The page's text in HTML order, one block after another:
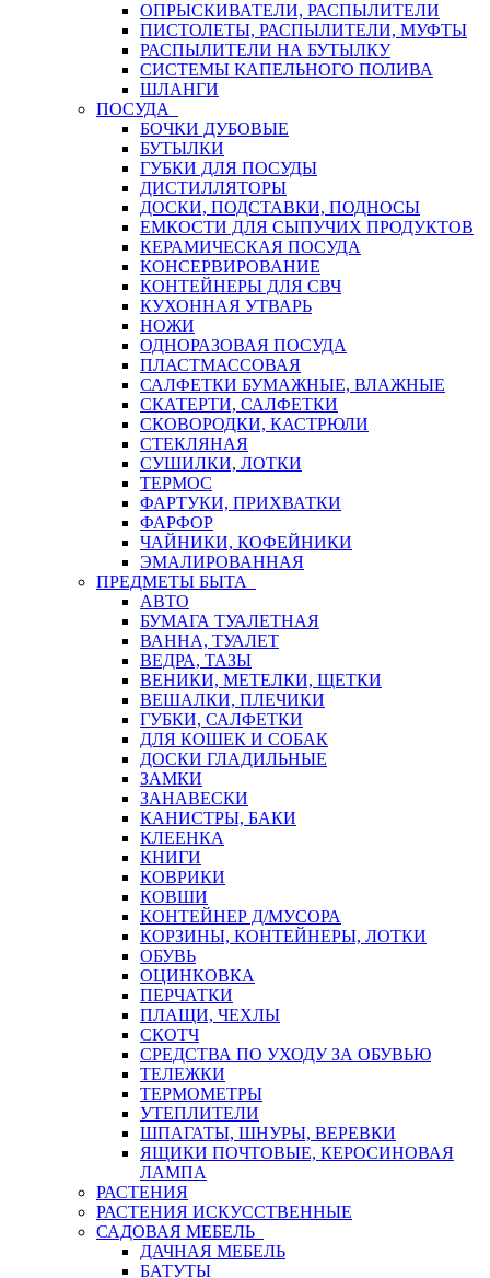
ОПРЫСКИВАТЕЛИ, РАСПЫЛИТЕЛИ
ПИСТОЛЕТЫ, РАСПЫЛИТЕЛИ, МУФТЫ
РАСПЫЛИТЕЛИ НА БУТЫЛКУ
СИСТЕМЫ КАПЕЛЬНОГО ПОЛИВА
ШЛАНГИ
ПОСУДА
БОЧКИ ДУБОВЫЕ
БУТЫЛКИ
ГУБКИ ДЛЯ ПОСУДЫ
ДИСТИЛЛЯТОРЫ
ДОСКИ, ПОДСТАВКИ, ПОДНОСЫ
ЕМКОСТИ ДЛЯ СЫПУЧИХ ПРОДУКТОВ
КЕРАМИЧЕСКАЯ ПОСУДА
КОНСЕРВИРОВАНИЕ
КОНТЕЙНЕРЫ ДЛЯ СВЧ
КУХОННАЯ УТВАРЬ
НОЖИ
ОДНОРАЗОВАЯ ПОСУДА
ПЛАСТМАССОВАЯ
САЛФЕТКИ БУМАЖНЫЕ, ВЛАЖНЫЕ
СКАТЕРТИ, САЛФЕТКИ
СКОВОРОДКИ, КАСТРЮЛИ
СТЕКЛЯНАЯ
СУШИЛКИ, ЛОТКИ
ТЕРМОС
ФАРТУКИ, ПРИХВАТКИ
ФАРФОР
ЧАЙНИКИ, КОФЕЙНИКИ
ЭМАЛИРОВАННАЯ
ПРЕДМЕТЫ БЫТА
АВТО
БУМАГА ТУАЛЕТНАЯ
ВАННА, ТУАЛЕТ
ВЕДРА, ТАЗЫ
ВЕНИКИ, МЕТЕЛКИ, ЩЕТКИ
ВЕШАЛКИ, ПЛЕЧИКИ
ГУБКИ, САЛФЕТКИ
ДЛЯ КОШЕК И СОБАК
ДОСКИ ГЛАДИЛЬНЫЕ
ЗАМКИ
ЗАНАВЕСКИ
КАНИСТРЫ, БАКИ
КЛЕЕНКА
КНИГИ
КОВРИКИ
КОВШИ
КОНТЕЙНЕР Д/МУСОРА
КОРЗИНЫ, КОНТЕЙНЕРЫ, ЛОТКИ
ОБУВЬ
ОЦИНКОВКА
ПЕРЧАТКИ
ПЛАЩИ, ЧЕХЛЫ
СКОТЧ
СРЕДСТВА ПО УХОДУ ЗА ОБУВЬЮ
ТЕЛЕЖКИ
ТЕРМОМЕТРЫ
УТЕПЛИТЕЛИ
ШПАГАТЫ, ШНУРЫ, ВЕРЕВКИ
ЯЩИКИ ПОЧТОВЫЕ, КЕРОСИНОВАЯ
ЛАМПА
РАСТЕНИЯ
РАСТЕНИЯ ИСКУССТВЕННЫЕ
САДОВАЯ МЕБЕЛЬ
ДАЧНАЯ МЕБЕЛЬ
БАТУТЫ